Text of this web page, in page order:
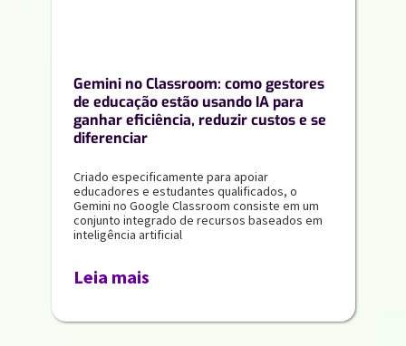
Gemini no Classroom: como gestores
de educação estão usando IA para
ganhar eficiência, reduzir custos e se
diferenciar
Criado especificamente para apoiar
educadores e estudantes qualificados, o
Gemini no Google Classroom consiste em um
conjunto integrado de recursos baseados em
inteligência artificial
Leia mais